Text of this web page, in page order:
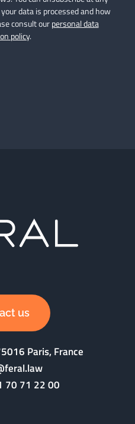
data is processed and how
consult ourpersonal data
policy.
us
Paris, France
70 71 22 00